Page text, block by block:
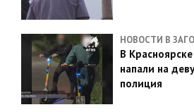
НОВОСТИ В
В
напали на
полиция